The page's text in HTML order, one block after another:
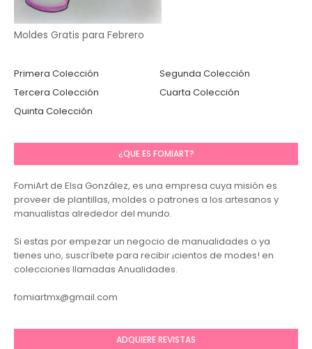
Moldes Gratis para Febrero
Primera Colección
Segunda Colección
Tercera Colección
Cuarta Colección
Quinta Colección
¿QUE ES FOMIART?
FomiArt de Elsa González, es una empresa cuya misión es
proveer de plantillas, moldes o patrones a los artesanos y
manualistas alrededor del mundo.
Si estas por empezar un negocio de manualidades o ya
tienes uno, suscríbete para recibir ¡cientos de modes! en
colecciones llamadas Anualidades.
fomiartmx@gmail.com
ADQUIERE REVISTAS